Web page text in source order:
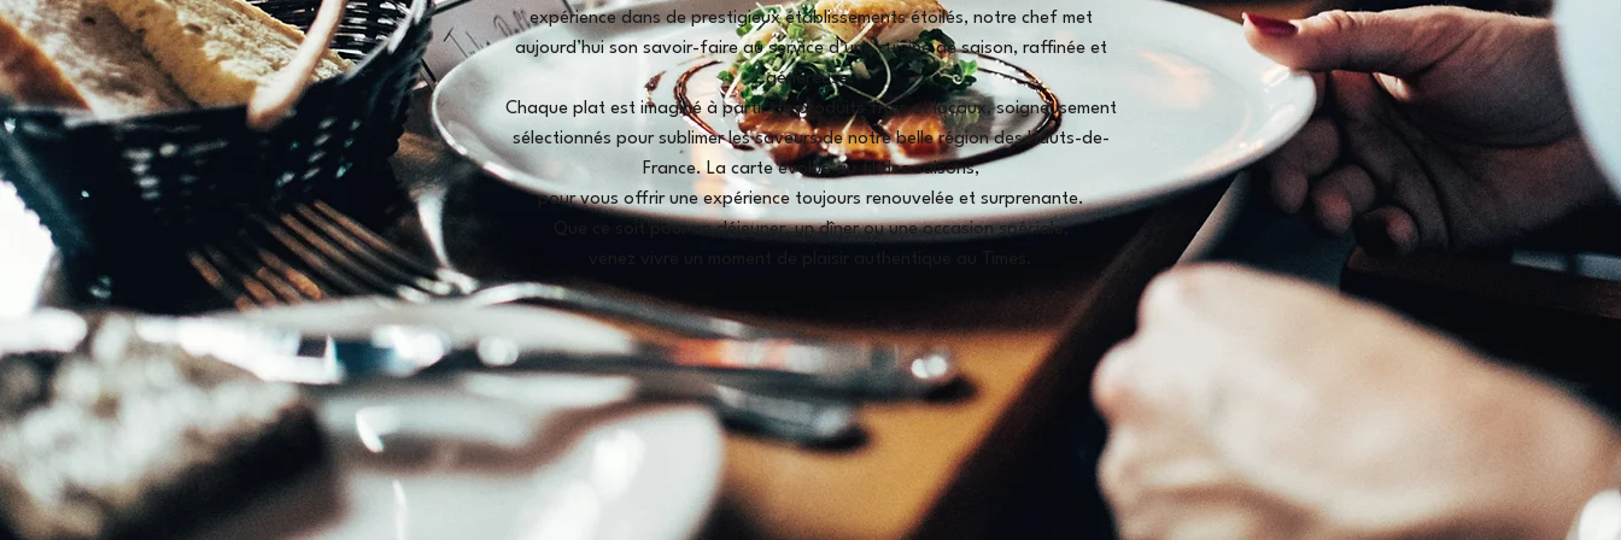
expérience dans de prestigieux établissements étoilés, notre chef met
aujourd’hui son savoir-faire au service d’une cuisine de saison, raffinée et
généreuse.
Chaque plat est imaginé à partir de produits frais et locaux, soigneusement
sélectionnés pour sublimer les saveurs de notre belle région des Hauts-de-
France. La carte évolue au fil des saisons,
pour vous offrir une expérience toujours renouvelée et surprenante.
Que ce soit pour un déjeuner, un dîner ou une occasion spéciale,